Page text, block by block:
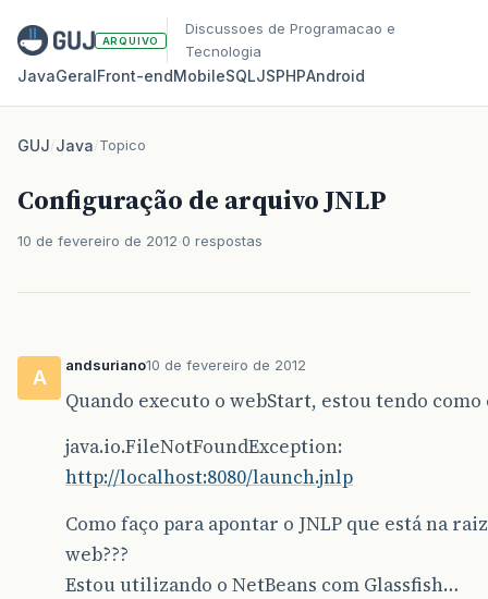
ARQUIVO
Discussoes de Programacao e
Tecnologia
JavaGeralFront‑endMobileSQLJSPHPAndroid
GUJ/Java/Topico
Configuração de arquivo JNLP
10 de fevereiro de 2012 0 respostas
A
andsuriano10 de fevereiro de 2012
Quando executo o webStart, estou tendo
java.io.FileNotFoundException:
http://localhost:8080/launch.jnlp
Como faço para apontar o JNLP que está na
web???
Estou utilizando o NetBeans com Glassfish…